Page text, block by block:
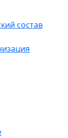
состав